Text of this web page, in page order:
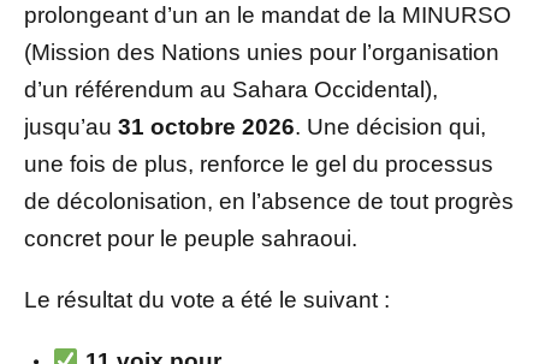
prolongeant d’un an le mandat de la MINURSO
(Mission des Nations unies pour l’organisation
d’un référendum au Sahara Occidental),
jusqu’au 31 octobre 2026. Une décision qui,
une fois de plus, renforce le gel du processus
de décolonisation, en l’absence de tout progrès
concret pour le peuple sahraoui.
Le résultat du vote a été le suivant :